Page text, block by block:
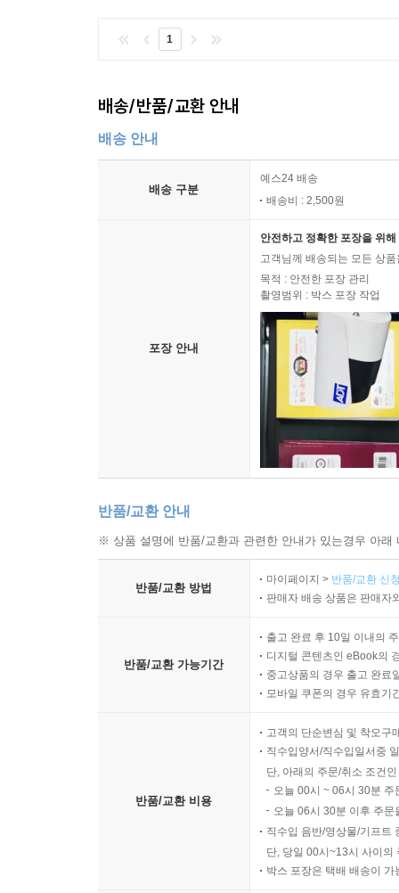
1
배송/반품/교환 안내
배송 안내
배송 구분
예스24 배송
배송비 : 2,500원
포장 안내
안전하고 정확한 포장을 위
고객님께 배송되는 모든 상
목적 : 안전한 포장 관리
촬영범위 : 박스 포장 작업
반품/교환 안내
※ 상품 설명에 반품/교환과 관련한 안내가 있는경우 아
반품/교환 방법
마이페이지 > 반품/교환 신
판매자 배송 상품은 판매자
반품/교환 가능기간
출고 완료 후 10일 이내의
디지털 콘텐츠인 eBook의
중고상품의 경우 출고 완료
모바일 쿠폰의 경우 유효기
반품/교환 비용
고객의 단순변심 및 착오구
직수입양서/직수입일서중
단, 아래의 주문/취소 조건
오늘 00시 ~ 06시 30분
오늘 06시 30분 이후 주
직수입 음반/영상물/기프트
단, 당일 00시~13시 사이의
박스 포장은 택배 배송이